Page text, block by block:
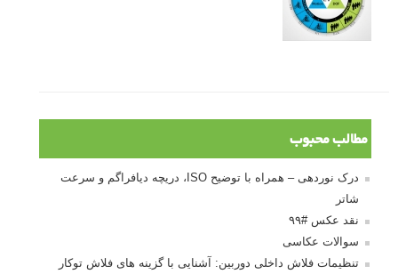
مطالب محبوب
درک نوردهی – همراه با توضیح ISO، دریچه دیافراگم و سرعت
شاتر
نقد عکس #۹۹
سوالات عکاسی
تنظیمات فلاش داخلی دوربین: آشنایی با گزینه های فلاش توکار